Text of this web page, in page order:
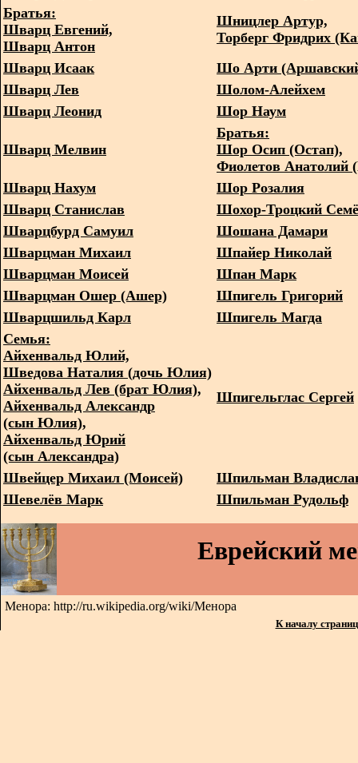
Братья:
Шварц Евгений,
Шварц Антон
Шницлер Артур,
Торберг Фридрих
Шварц Исаак
Шо Арти
Шварц Лев
Шолом-Алейхем
Шварц Леонид
Шор Наум
Шварц Мелвин
Братья:
Шор Осип (Остап),
Фиолетов Анатолий
Шварц Нахум
Шор Розалия
Шварц Станислав
Шохор-Троцкий
Шварцбурд Самуил
Шошана Дамари
Шварцман Михаил
Шпайер Николай
Шварцман Моисей
Шпан Марк
Шварцман Ошер (Ашер)
Шпигель Григорий
Шварцшильд Карл
Шпигель Магда
Семья:
Айхенвальд Юлий,
Шведова Наталия (дочь Юлия)
Айхенвальд Лев (брат Юлия),
Айхенвальд Александр
(сын Юлия),
Айхенвальд Юрий
(сын Александра)
Шпигельглас Сергей
Швейцер Михаил (Моисей)
Шпильман
Шевелёв Марк
Шпильман Рудольф
Еврейский
Менора: http://ru.wikipedia.org/wiki/Менора
К началу